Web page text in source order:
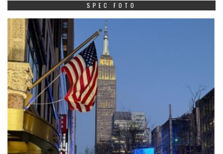
SPEC FOTO